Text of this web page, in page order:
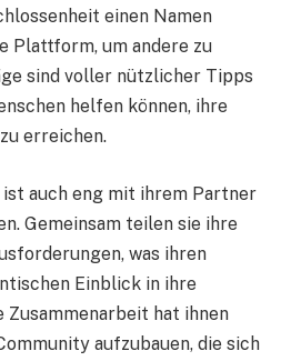
einen Namen
Plattform, um andere zu
sind voller nützlicher Tipps
helfen können, ihre
erreichen.
auch eng mit ihrem Partner
Gemeinsam teilen sie ihre
was ihren
Einblick in ihre
Zusammenarbeit hat ihnen
aufzubauen, die sich